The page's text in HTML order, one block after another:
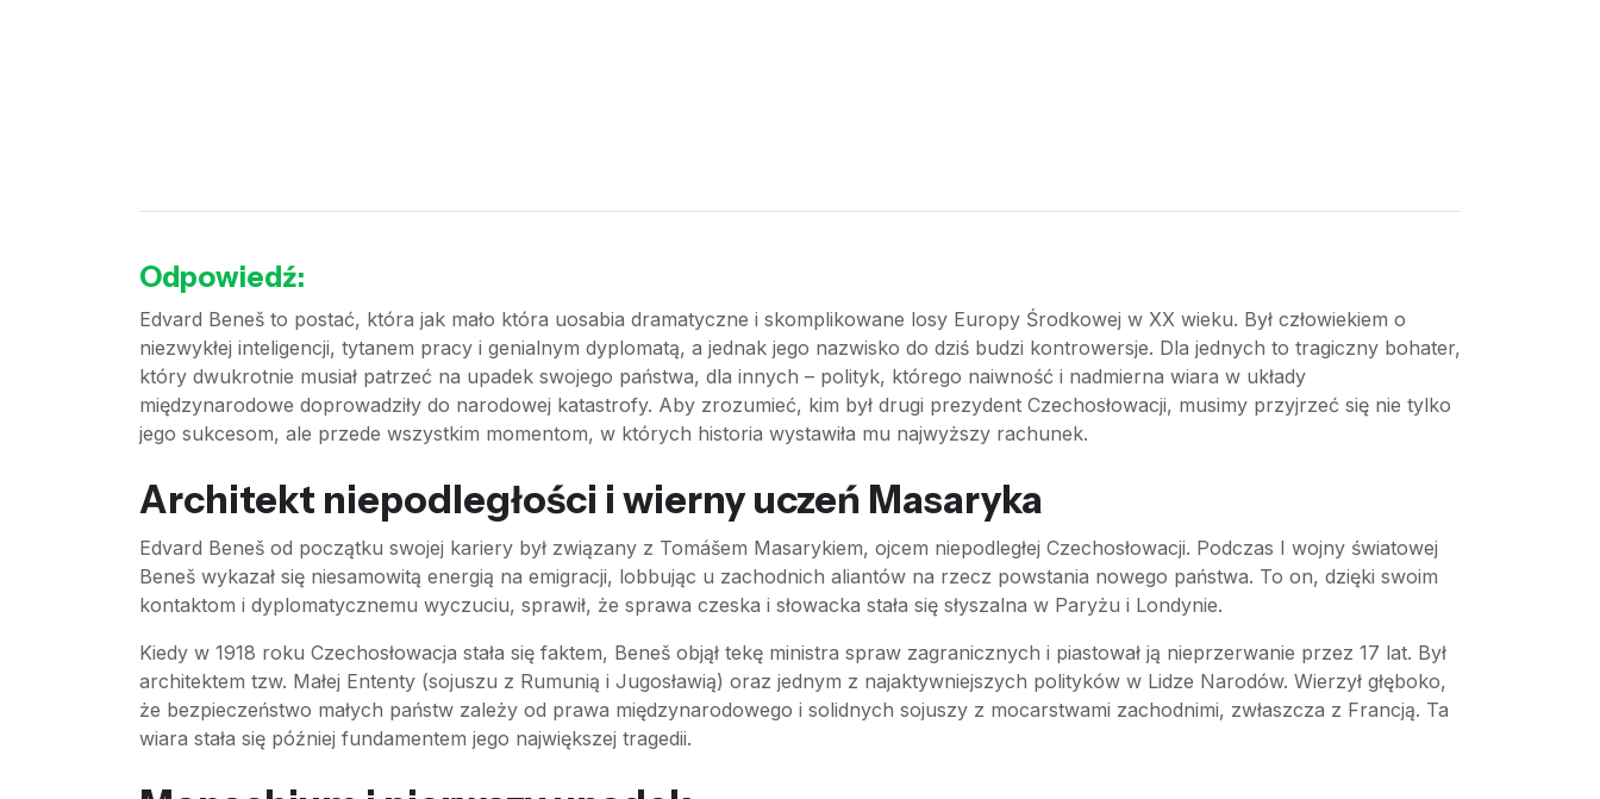
Odpowiedź:
Edvard Beneš to postać, która jak mało która uosabia dramatyczne i skomplikowane losy Europy Środkowej w XX wieku. Był człowiekiem o
niezwykłej inteligencji, tytanem pracy i genialnym dyplomatą, a jednak jego nazwisko do dziś budzi kontrowersje. Dla jednych to tragiczny bohater,
który dwukrotnie musiał patrzeć na upadek swojego państwa, dla innych – polityk, którego naiwność i nadmierna wiara w układy
międzynarodowe doprowadziły do narodowej katastrofy. Aby zrozumieć, kim był drugi prezydent Czechosłowacji, musimy przyjrzeć się nie tylko
jego sukcesom, ale przede wszystkim momentom, w których historia wystawiła mu najwyższy rachunek.
Architekt niepodległości i wierny uczeń Masaryka
Edvard Beneš od początku swojej kariery był związany z Tomášem Masarykiem, ojcem niepodległej Czechosłowacji. Podczas I wojny światowej
Beneš wykazał się niesamowitą energią na emigracji, lobbując u zachodnich aliantów na rzecz powstania nowego państwa. To on, dzięki swoim
kontaktom i dyplomatycznemu wyczuciu, sprawił, że sprawa czeska i słowacka stała się słyszalna w Paryżu i Londynie.
Kiedy w 1918 roku Czechosłowacja stała się faktem, Beneš objął tekę ministra spraw zagranicznych i piastował ją nieprzerwanie przez 17 lat. Był
architektem tzw. Małej Ententy (sojuszu z Rumunią i Jugosławią) oraz jednym z najaktywniejszych polityków w Lidze Narodów. Wierzył głęboko,
że bezpieczeństwo małych państw zależy od prawa międzynarodowego i solidnych sojuszy z mocarstwami zachodnimi, zwłaszcza z Francją. Ta
wiara stała się później fundamentem jego największej tragedii.